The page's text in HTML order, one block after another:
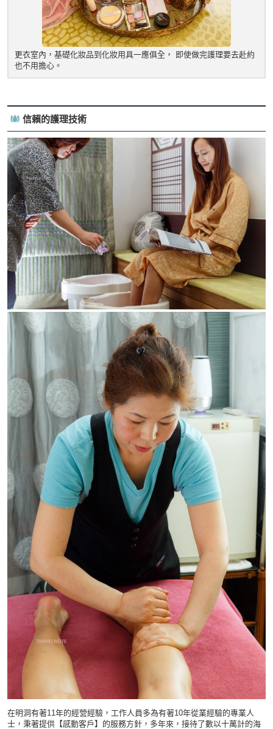
更衣室內，基礎化妝品到化妝用具一應俱全， 即使做完護理要去赴約
也不用擔心。
信賴的護理技術
在明洞有著11年的經營經驗，工作人員多為有著10年從業經驗的專業人
士，秉著提供【感動客戶】的服務方針，多年來，接待了數以十萬計的海